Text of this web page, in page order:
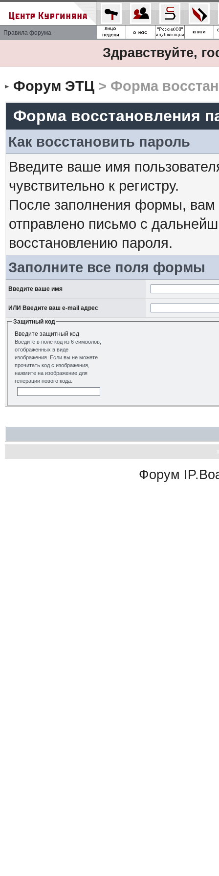
Правила форума
Здравствуйте,
Форум ЭТЦ> Форма
Форма восстановления
Как восстановить пароль
Введите ваше имя
чувствительно к регистру.
После заполнения формы, вам
отправлено письмо с
восстановлению пароля.
Заполните все поля формы
Введите ваше имя
ИЛИ Введите ваш e-mail адрес
Защитный код
Введите защитный код
Введите в поле код из 6 символов,
отображенных в виде
изображения. Если вы не можете
прочитать код с изображения,
нажмите на изображение для
генерации нового кода.
Форум